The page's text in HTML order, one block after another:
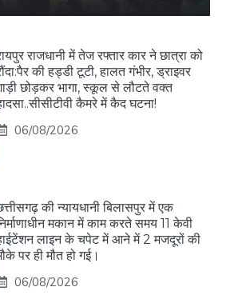
राजधानी में तेज रफ्तार कार ने छात्रा को
की हड्डी टूटी, हालत गंभीर, ड्राइवर
छोड़कर भागा, स्कूल से लौटते वक्त
कैमरे में कैद घटना!
06/08/2026
की न्यायधानी बिलासपुर में एक
मकान में काम करते समय 11 केवी
लाइन के चपेट में आने में 2 मजदूरों की
पर ही मौत हो गई।
06/08/2026